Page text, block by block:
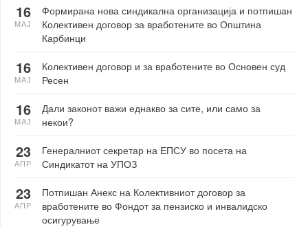
Формирана нова синдикална организација и потпишан
Колективен договор за вработените во Општина
Карбинци
16
МАЈ
Колективен договор и за вработените во Основен суд
Ресен
16
МАЈ
Дали законот важи еднакво за сите, или само за
некои?
16
МАЈ
Генералниот секретар на ЕПСУ во посета на
Синдикатот на УПОЗ
23
АПР
Потпишан Анекс на Колективниот договор за
вработените во Фондот за пензиско и инвалидско
осигурување
23
АПР